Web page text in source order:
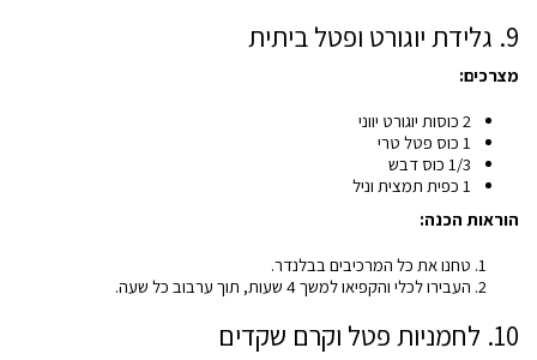
9. גלידת יוגורט ופטל ביתית
מצרכים:
2 כוסות יוגורט יווני
1 כוס פטל טרי
1/3 כוס דבש
1 כפית תמצית וניל
הוראות הכנה:
טחנו את כל המרכיבים בבלנדר.
העבירו לכלי והקפיאו למשך 4 שעות, תוך ערבוב כל שעה.
10. לחמניות פטל וקרם שקדים